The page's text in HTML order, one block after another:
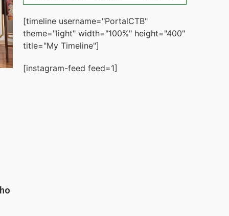
[timeline username="PortalCTB"
theme="light" width="100%" height="400"
title="My Timeline"]
[instagram-feed feed=1]